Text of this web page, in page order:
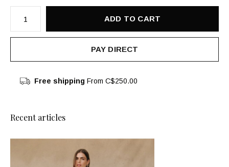
ADD TO CART
PAY DIRECT
Free shipping From C$250.00
Recent articles